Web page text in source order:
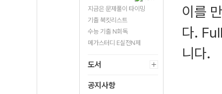
지금은 문제풀이 타이밍
기출 북킷리스트
수능 기출 N회독
메가스터디 E실전N제
도서
공지사항
이를
다.
니다.